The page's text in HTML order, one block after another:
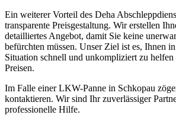
Ein weiterer Vorteil des Deha
transparente Preisgestaltung. Wir erstellen
detailliertes Angebot, damit Sie keine
befürchten müssen. Unser Ziel ist es, Ihnen
Situation schnell und unkompliziert zu helfen
Preisen.
Im Falle einer LKW-Panne in Schkopau
kontaktieren. Wir sind Ihr zuverlässiger
professionelle Hilfe.